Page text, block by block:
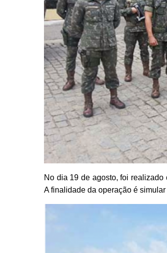
No dia 19 de agosto, foi
A finalidade da operação é